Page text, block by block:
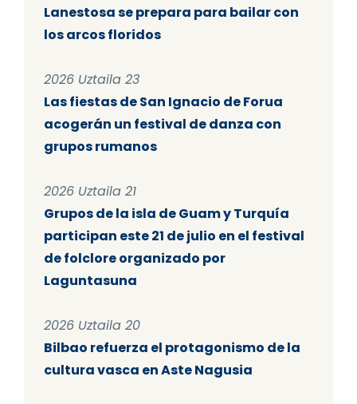
Lanestosa se prepara para bailar con
los arcos floridos
2026 Uztaila 23
Las fiestas de San Ignacio de Forua
acogerán un festival de danza con
grupos rumanos
2026 Uztaila 21
Grupos de la isla de Guam y Turquía
participan este 21 de julio en el festival
de folclore organizado por
Laguntasuna
2026 Uztaila 20
Bilbao refuerza el protagonismo de la
cultura vasca en Aste Nagusia